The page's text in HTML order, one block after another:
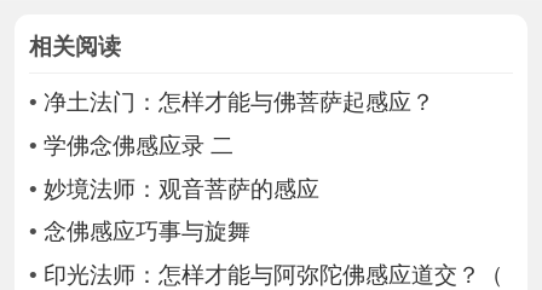
相关阅读
• 净土法门：怎样才能与佛菩萨起感应？
• 学佛念佛感应录 二
• 妙境法师：观音菩萨的感应
• 念佛感应巧事与旋舞
• 印光法师：怎样才能与阿弥陀佛感应道交？（